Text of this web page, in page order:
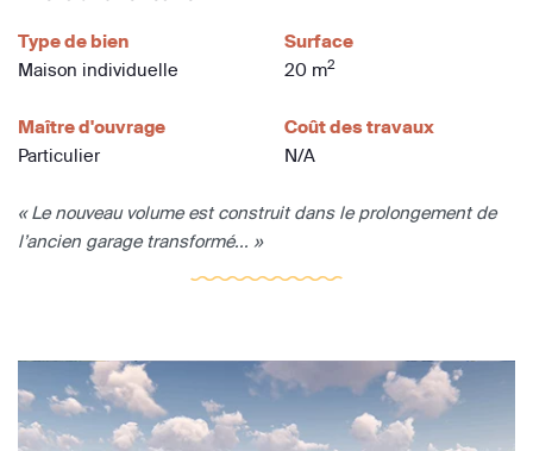
Type de bien
Maison individuelle
Surface
20 m2
Maître d'ouvrage
Particulier
Coût des travaux
N/A
« Le nouveau volume est construit dans le prolongement de
l’ancien garage transformé... »